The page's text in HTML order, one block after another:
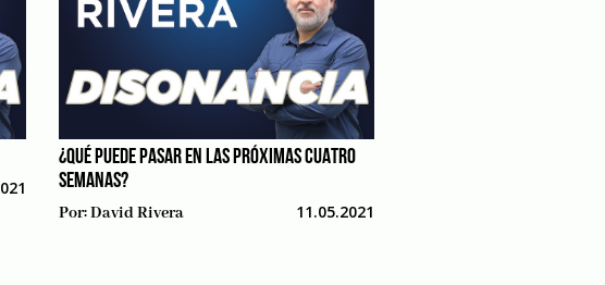
¿QUÉ PUEDE PASAR EN LAS PRÓXIMAS CUATRO
SEMANAS?
Por:David Rivera 11.05.2021